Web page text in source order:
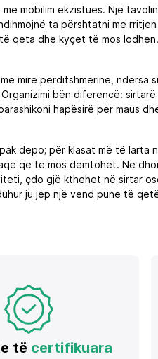
mobilim ekzistues. Një
ta përshtatni me
qeta dhe kyçet të mos
mirë përditshmërinë,
bën diferencë:
hapësirë për maus
depo; për klasat më të larta
që të mos dëmtohet. Në
çdo gjë kthehet në sirtar
ju jep një vend pune të
të certifikuara